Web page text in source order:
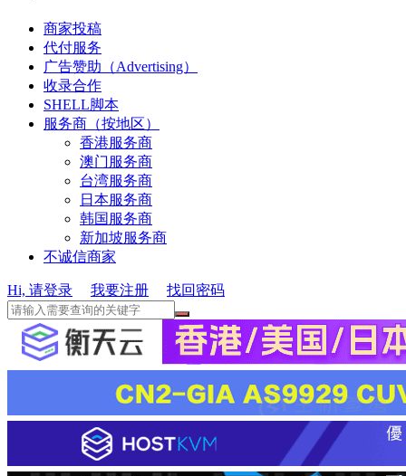
商家投稿
代付服务
广告赞助（Advertising）
收录合作
SHELL脚本
服务商（按地区）
香港服务商
澳门服务商
台湾服务商
日本服务商
韩国服务商
新加坡服务商
不诚信商家
Hi, 请登录 我要注册 找回密码